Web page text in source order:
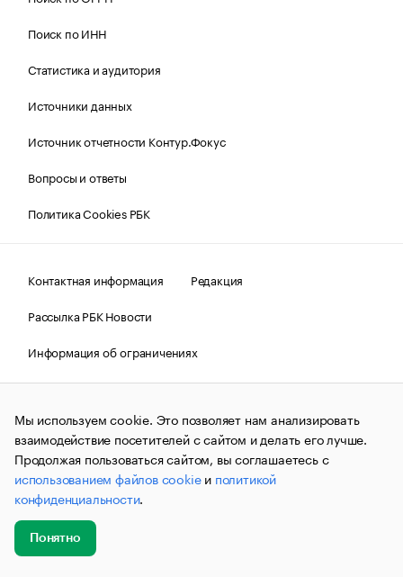
Поиск по ИНН
Статистика и аудитория
Источники данных
Источник отчетности Контур.Фокус
Вопросы и ответы
Политика Cookies РБК
Контактная информация
Редакция
Рассылка РБК Новости
Информация об ограничениях
Правовая информация
О соблюдении авторских прав
© АО «РОСБИЗНЕСКОНСАЛТИНГ»,1995–2026.Сообщения
и материалы информационного агентства «РБК»
(зарегистрировано Федеральной службой по надзору в сфере
связи, информационных технологий и массовых
коммуникаций (Роскомнадзор) 09.12.2015 за номером ИА
№ФС77-63848) сопровождаются пометкой «РБК». Отдельные
публикации могут содержать информацию,
не предназначенную для пользователей
до 18 лет.
Мы используем cookie. Это позволяет нам анализировать
взаимодействие посетителей с сайтом и делать его лучше.
Продолжая пользоваться сайтом, вы соглашаетесь с
использованием файлов cookieи политикой
конфиденциальности.
Понятно